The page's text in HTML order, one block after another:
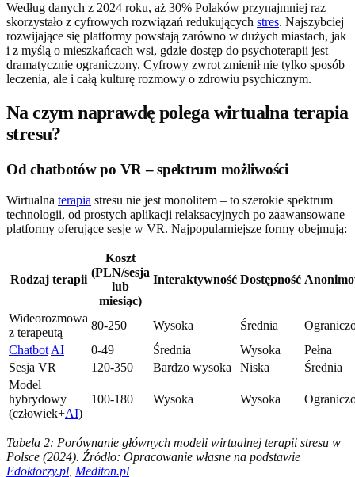
Według danych z 2024 roku, aż 30% Polaków przynajmniej raz
skorzystało z cyfrowych rozwiązań redukujących stres. Najszybciej
rozwijające się platformy powstają zarówno w dużych miastach, jak
i z myślą o mieszkańcach wsi, gdzie dostęp do psychoterapii jest
dramatycznie ograniczony. Cyfrowy zwrot zmienił nie tylko sposób
leczenia, ale i całą kulturę rozmowy o zdrowiu psychicznym.
Na czym naprawdę polega wirtualna terapia
stresu?
Od chatbotów po VR – spektrum możliwości
Wirtualna terapia stresu nie jest monolitem – to szerokie spektrum
technologii, od prostych aplikacji relaksacyjnych po zaawansowane
platformy oferujące sesje w VR. Najpopularniejsze formy obejmują:
Rodzaj terapii
Koszt
(PLN/sesja
lub
miesiąc)
Interaktywność Dostępność
Wideorozmowa
z terapeutą
80-250 Wysoka Średnia
Chatbot AI 0-49 Średnia Wysoka
Pełna
Sesja VR
120-350 Bardzo wysoka Niska
Średnia
Model
hybrydowy
(człowiek+AI)
100-180 Wysoka Wysoka
Tabela 2: Porównanie głównych modeli wirtualnej terapii stresu w
Polsce (2024). Źródło: Opracowanie własne na podstawie
Edoktorzy.pl Mediton.pl